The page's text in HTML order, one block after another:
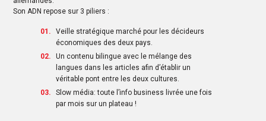
Son ADN repose sur 3 piliers :
Veille stratégique marché pour les décideurs
économiques des deux pays.
Un contenu bilingue avec le mélange des
langues dans les articles afin d’établir un
véritable pont entre les deux cultures.
Slow média: toute l’info business livrée une fois
par mois sur un plateau !